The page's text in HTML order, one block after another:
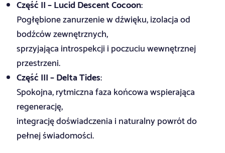
Część II – Lucid Descent Cocoon:
Pogłębione zanurzenie w dźwięku, izolacja od
bodźców zewnętrznych,
sprzyjająca introspekcji i poczuciu wewnętrznej
przestrzeni.
Część III – Delta Tides:
Spokojna, rytmiczna faza końcowa wspierająca
regenerację,
integrację doświadczenia i naturalny powrót do
pełnej świadomości.